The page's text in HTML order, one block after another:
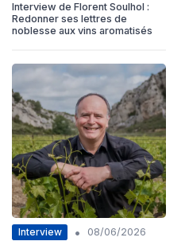
Interview de Florent Soulhol :
Redonner ses lettres de
noblesse aux vins aromatisés
Interview •
08/06/2026